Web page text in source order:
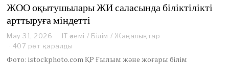
ЖОО оқытушылары ЖИ саласында біліктілікті
арттыруға міндетті
May 31, 2026
a
3
IT әлемі / Білім / Жаңалықтар
407 рет қаралды
Фото: istockphoto.com ҚР Ғылым және жоғары білім